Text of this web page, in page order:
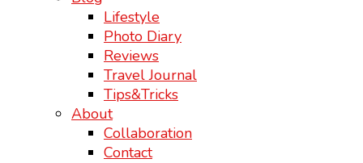
Lifestyle
Photo Diary
Reviews
Travel Journal
Tips&Tricks
About
Collaboration
Contact